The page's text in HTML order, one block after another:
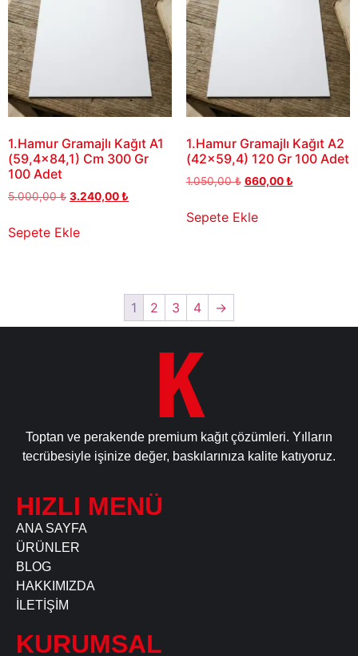
1.Hamur Gramajlı Kağıt A1
(59,4×84,1) Cm 300 Gr
100 Adet
5.000,00₺ 3.240,00₺
Sepete Ekle
1.Hamur Gramajlı Kağıt A2
(42×59,4) 120 Gr 100 Adet
1.050,00₺ 660,00₺
Sepete Ekle
1 2 3 4 →
Toptan ve perakende premium kağıt çözümleri. Yılların
tecrübesiyle işinize değer, baskılarınıza kalite katıyoruz.
HIZLI MENÜ
ANA SAYFA
ÜRÜNLER
BLOG
HAKKIMIZDA
İLETİŞİM
KURUMSAL